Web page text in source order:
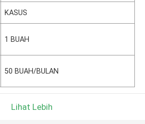
KASUS
1 BUAH
50 BUAH/BULAN
Lihat Lebih